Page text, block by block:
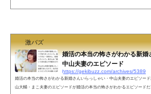
激バズ
婚活の本当の怖さがわかる新婚
中山夫妻のエピソード
https://gekibuzz.com/archives/5389
婚活の本当の怖さがわかる新婚さんいらっしゃい・中山夫妻のエピソー
山大輔・まこ夫妻のエピソードが婚活の本当の怖さがわかるエピソード